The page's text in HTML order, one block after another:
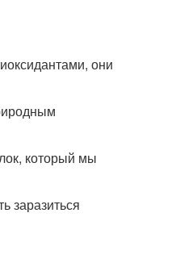
они
который мы
заразиться